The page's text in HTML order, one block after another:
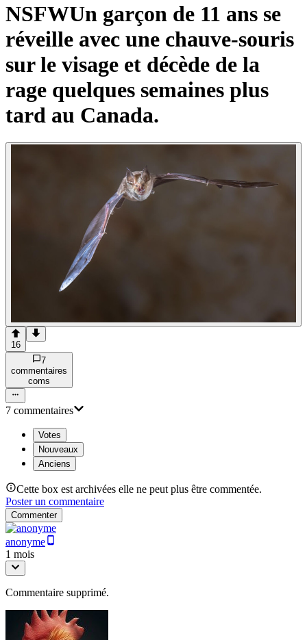
NSFWUn garçon de 11 ans se
réveille avec une chauve-souris
sur le visage et décède de la
rage quelques semaines plus
tard au Canada.
16
7
commentaires
coms
7 commentaires
Votes
Nouveaux
Anciens
Cette box est archivées elle ne peut plus être commentée.
Poster un commentaire
Commenter
anonyme
1 mois
Commentaire supprimé.